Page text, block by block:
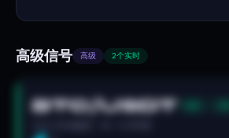
高级信号 高级 2个实时
BTC/USDT